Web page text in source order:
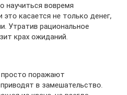
научиться вовремя
это касается не только денег,
Утратив рациональное
крах ожиданий.
поражают
в замешательство.